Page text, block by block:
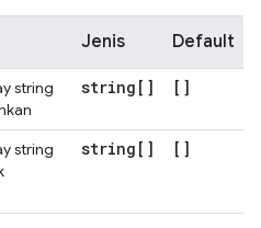
Jenis Default
string
string[] []
string
string[] []